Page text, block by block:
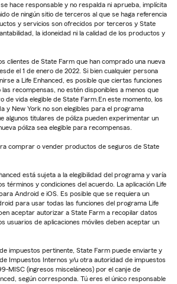
hace responsable y no respalda ni aprueba, implícita
de ningún sitio de terceros al que se haga referencia
y servicios son ofrecidos por terceros y State
la idoneidad ni la calidad de los productos y
clientes de State Farm que han comprado una nueva
el 1 de enero de 2022. Si bien cualquier persona
a Life Enhanced, es posible que ciertas funciones
las recompensas, no estén disponibles a menos que
de vida elegible de State Farm.En este momento, los
y New York no son elegibles para el programa
algunos titulares de póliza pueden experimentar un
póliza sea elegible para recompensas.
comprar o vender productos de seguros de State
está sujeta a la elegibilidad del programa y varía
términos y condiciones del acuerdo. La aplicación Life
Android e iOS. Es posible que se requiera un
para usar todas las funciones del programa Life
aceptar autorizar a State Farm a recopilar datos
usuarios de aplicaciones móviles deben aceptar un
impuestos pertinente, State Farm puede enviarte y
Impuestos Internos y/u otra autoridad de impuestos
MISC (ingresos misceláneos) por el canje de
según corresponda. Tú eres el único responsable